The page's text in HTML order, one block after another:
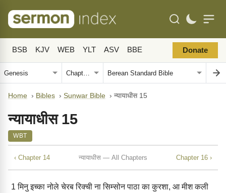
BSB KJV WEB YLT ASV BBE Donate
Home › Bibles › Sunwar Bible › न्‍यायाधीस 15
न्‍यायाधीस 15
WBT
‹ Chapter 14 न्‍यायाधीस — All Chapters Chapter 16 ›
1 मिनु इच्‍का नोले चेरब रिक्‍ची ना सिम्‍सोन पाठा का कुरशा, आ मीश कली